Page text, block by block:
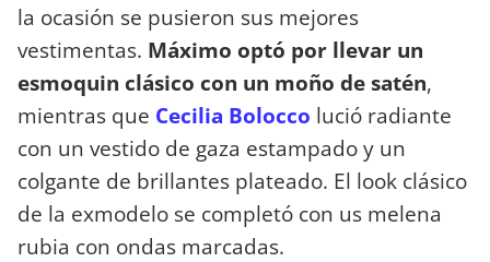
la ocasión se pusieron sus mejores
vestimentas. Máximo optó por llevar un
esmoquin clásico con un moño de satén,
mientras que Cecilia Bolocco lució radiante
con un vestido de gaza estampado y un
colgante de brillantes plateado. El look clásico
de la exmodelo se completó con us melena
rubia con ondas marcadas.